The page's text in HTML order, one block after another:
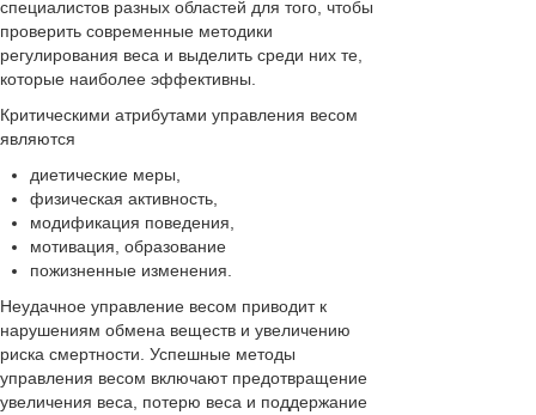
специалистов разных областей для того, чтобы
проверить современные методики
регулирования веса и выделить среди них те,
которые наиболее эффективны.
Критическими атрибутами управления весом
являются
диетические меры,
физическая активность,
модификация поведения,
мотивация, образование
пожизненные изменения.
Неудачное управление весом приводит к
нарушениям обмена веществ и увеличению
риска смертности. Успешные методы
управления весом включают предотвращение
увеличения веса, потерю веса и поддержание